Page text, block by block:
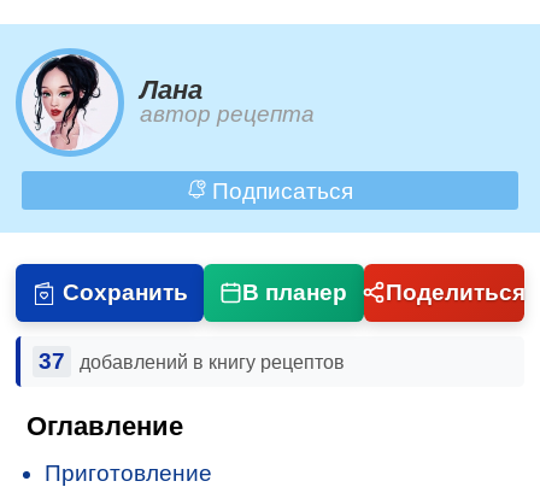
Лана
автор рецепта
Подписаться
Сохранить В планер Поделиться
37 добавлений в книгу рецептов
Оглавление
Приготовление